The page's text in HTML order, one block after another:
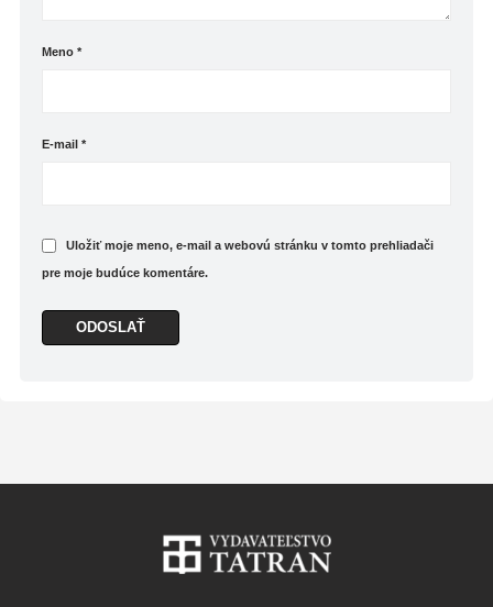
Meno*
E-mail*
Uložiť moje meno, e-mail a webovú stránku v tomto prehliadači
pre moje budúce komentáre.